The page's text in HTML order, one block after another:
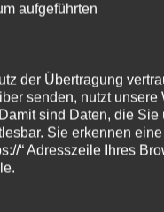
aufgeführten
der Übertragung
senden, nutzt unsere
sind Daten, die Sie
Sie erkennen eine
“ Adresszeile Ihres